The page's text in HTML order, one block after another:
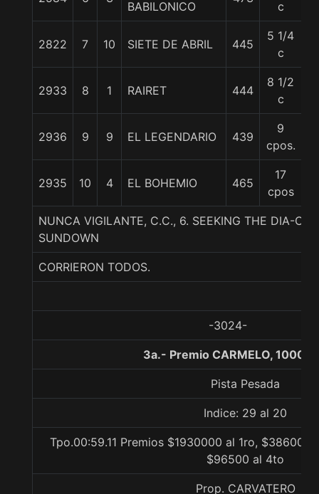
BABILONICO
c
2822 7 10 SIETE DE ABRIL 445
5 1/4
c
2933 8 1 RAIRET 444
8 1/2
c
2936 9 9 EL LEGENDARIO 439
9
cpos.
2935 10 4 EL BOHEMIO 465
17
cpos
NUNCA VIGILANTE, C.C., 6. SEEKING THE DIA-
SUNDOWN
CORRIERON TODOS.
-3024-
3a.- Premio CARMELO, 1000
Pista Pesada
Indice: 29 al 20
Tpo.00:59.11 Premios $1930000 al 1ro, $386000
$96500 al 4to
Prop. CARVATERO